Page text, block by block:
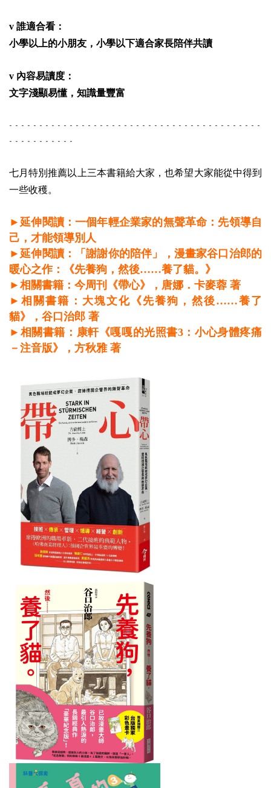
v 誰適合看：
小學以上的小朋友，小學以下適合家長陪伴共讀
v 內容易讀度：
文字淺顯易懂，知識量豐富
- - - - - - - - - - - - - - - - - - - - - - - - - - - - - - - - - - - - - - - - - -
- - - - - - - - - - -
七月特別推薦以上三本書籍給大家，也希望大家能從中得到
一些收穫。
​►延伸閱讀：一個年輕企業家的無聲革命：先領導自
己，才能領導別人
​►延伸閱讀：「謝謝你的陪伴」，漫畫家谷口治郎的
暖心之作：《先養狗，然後……養了貓。》
►相關書籍：今周刊《帶心》，唐娜．卡麥蓉 著
►相關書籍：大塊文化《先養狗，然後……養了
貓》，谷口治郎 著
​►相關書籍：康軒《嘎嘎的光照書3：小心身體疼痛
－注音版》，方秋雅 著